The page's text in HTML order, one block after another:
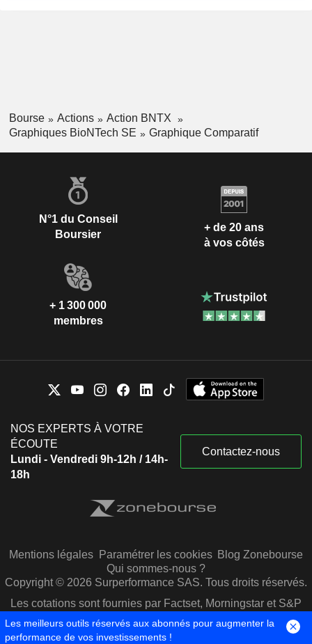
Bourse Actions
Action BNTX
Graphiques BioNTech SE
Graphique Comparatif
N°1 du Conseil
Boursier
+ de 20 ans
à vos côtés
+ 1 300 000
membres
NOS EXPERTS À VOTRE
ÉCOUTE
Lundi - Vendredi 9h-12h / 14h-
18h
Contactez-nous
Mentions légales Paramétrer les cookies Blog Zonebourse
Qui sommes-nous ?
Copyright © 2026 Surperformance SAS. Tous droits réservés.
Les cotations sont fournies par Factset, Morningstar et S&P
Capital IQ
Les meilleurs outils réservés aux abonnés pour augmenter la
performance de vos investissements !